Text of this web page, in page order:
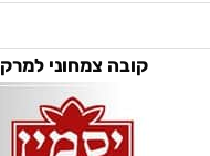
קובה צמחוני למרק